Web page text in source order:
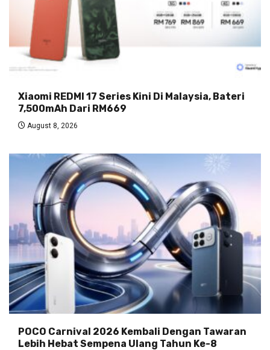
Xiaomi REDMI 17 Series Kini Di Malaysia, Bateri
7,500mAh Dari RM669
August 8, 2026
POCO Carnival 2026 Kembali Dengan Tawaran
Lebih Hebat Sempena Ulang Tahun Ke-8